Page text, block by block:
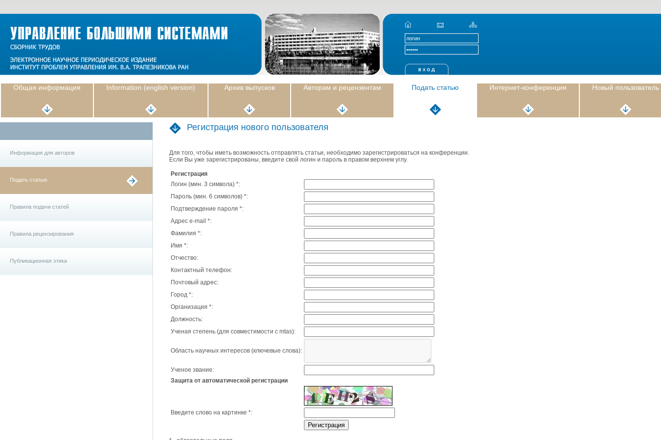
Общая информация Information (english version) Архив выпусков Авторам и рецензентам Подать статью Интернет-конференция Новый пользователь
Информация для авторов
Подать статью
Правила подачи статей
Правила рецензирования
Публикационная этика
Регистрация нового пользователя
Для того, чтобы иметь возможность отправлять статьи, необходимо зарегистрироваться на конференции.
Если Вы уже зарегистрированы, введите свой логин и пароль в правом верхнем углу.
Регистрация
Логин (мин. 3 символа) *:
Пароль (мин. 6 символов) *:
Подтверждение пароля *:
Адрес e-mail *:
Фамилия *:
Имя *:
Отчество:
Контактный телефон:
Почтовый адрес:
Город *:
Организация *:
Должность:
Ученая степень (для совместимости с mtas):
Область научных интересов (ключевые слова):
Ученое звание:
Защита от автоматической регистрации
Введите слово на картинке *: